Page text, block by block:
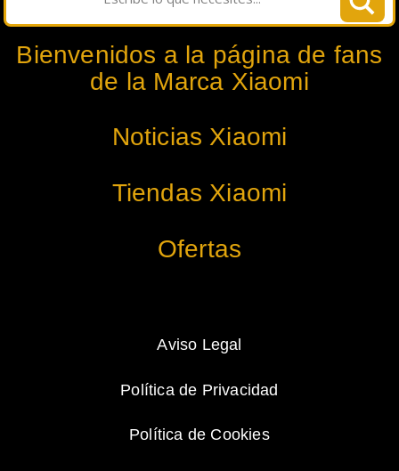
Bienvenidos a la página de fans
de la Marca Xiaomi
Noticias Xiaomi
Tiendas Xiaomi
Ofertas
Aviso Legal
Política de Privacidad
Política de Cookies